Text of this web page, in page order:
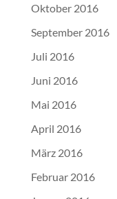
Oktober 2016
September 2016
Juli 2016
Juni 2016
Mai 2016
April 2016
März 2016
Februar 2016